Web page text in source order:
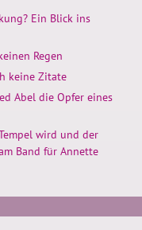
Ein Blick ins
Regen
keine Zitate
Abel die Opfer eines
wird und der
Band für Annette